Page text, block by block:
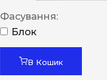
Фасування:
Блок
В Кошик